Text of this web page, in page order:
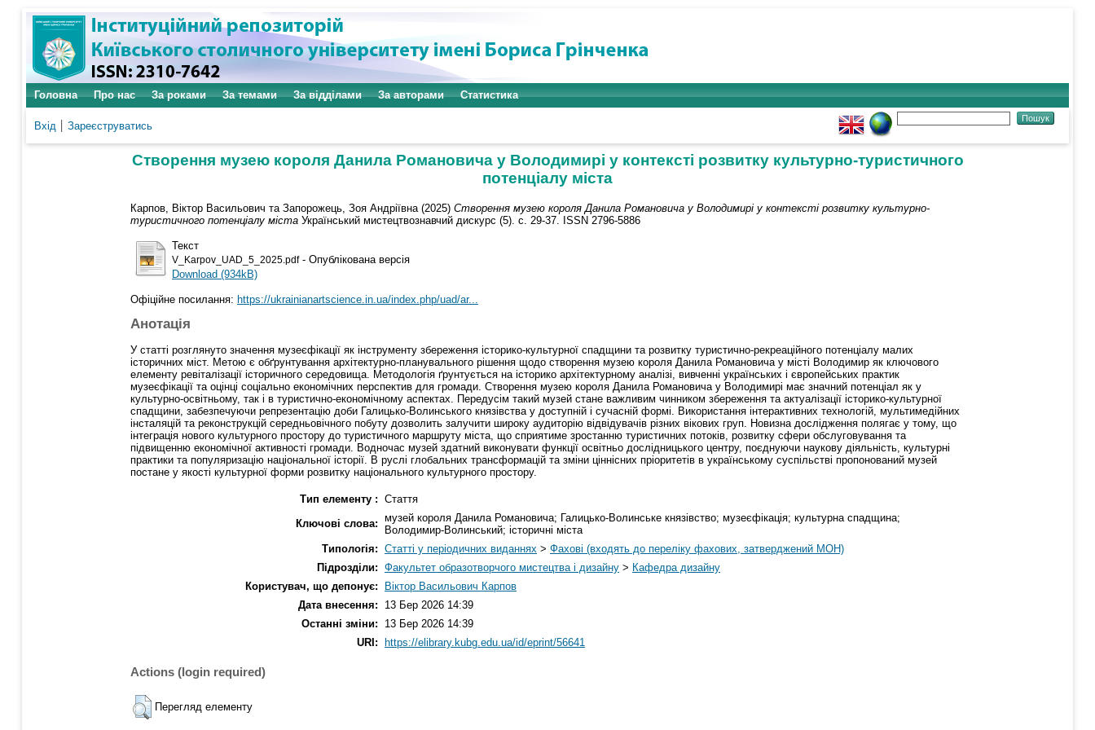
Головна Про нас За роками За темами За відділами За авторами Статистика
Вхід Зареєструватись
Створення музею короля Данила Романовича у Володимирі у контексті розвитку культурно-туристичного
потенціалу міста
Карпов, Віктор Васильович та Запорожець, Зоя Андріївна (2025) Створення музею короля Данила Романовича у Володимирі у контексті розвитку культурно-
туристичного потенціалу міста Український мистецтвознавчий дискурс (5). с. 29-37. ISSN 2796-5886
Текст
V_Karpov_UAD_5_2025.pdf- Опублікована версія
Download (934kB)
Офіційне посилання: https://ukrainianartscience.in.ua/index.php/uad/ar...
Анотація
У статті розглянуто значення музеєфікації як інструменту збереження історико-культурної спадщини та розвитку туристично-рекреаційного потенціалу малих
історичних міст. Метою є обґрунтування архітектурно-планувального рішення щодо створення музею короля Данила Романовича у місті Володимир як ключового
елементу ревіталізації історичного середовища. Методологія ґрунтується на історико архітектурному аналізі, вивченні українських і європейських практик
музеєфікації та оцінці соціально економічних перспектив для громади. Створення музею короля Данила Романовича у Володимирі має значний потенціал як у
культурно-освітньому, так і в туристично-економічному аспектах. Передусім такий музей стане важливим чинником збереження та актуалізації історико-культурної
спадщини, забезпечуючи репрезентацію доби Галицько-Волинського князівства у доступній і сучасній формі. Використання інтерактивних технологій, мультимедійних
інсталяцій та реконструкцій середньовічного побуту дозволить залучити широку аудиторію відвідувачів різних вікових груп. Новизна дослідження полягає у тому, що
інтеграція нового культурного простору до туристичного маршруту міста, що сприятиме зростанню туристичних потоків, розвитку сфери обслуговування та
підвищенню економічної активності громади. Водночас музей здатний виконувати функції освітньо дослідницького центру, поєднуючи наукову діяльність, культурні
практики та популяризацію національної історії. В руслі глобальних трансформацій та зміни ціннісних пріоритетів в українському суспільстві пропонований музей
постане у якості культурної форми розвитку національного культурного простору.
Тип елементу : Стаття
Ключові слова: музей короля Данила Романовича; Галицько-Волинське князівство; музеєфікація; культурна спадщина;
Володимир-Волинський; історичні міста
Типологія: Статті у періодичних виданнях > Фахові (входять до переліку фахових, затверджений МОН)
Підрозділи: Факультет образотворчого мистецтва і дизайну > Кафедра дизайну
Користувач, що депонує:
Віктор Васильович Карпов
Дата внесення:
13 Бер 2026 14:39
Останні зміни:
13 Бер 2026 14:39
URI:
https://elibrary.kubg.edu.ua/id/eprint/56641
Actions (login required)
Перегляд елементу